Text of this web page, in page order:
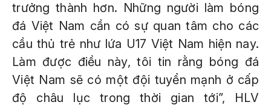
trưởng thành hơn. Những người làm bóng
đá Việt Nam cần có sự quan tâm cho các
cầu thủ trẻ như lứa U17 Việt Nam hiện nay.
Làm được điều này, tôi tin rằng bóng đá
Việt Nam sẽ có một đội tuyển mạnh ở cấp
độ châu lục trong thời gian tới”, HLV